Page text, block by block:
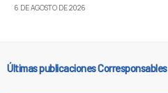
6 DE AGOSTO DE 2026
Últimas publicaciones Corresponsables